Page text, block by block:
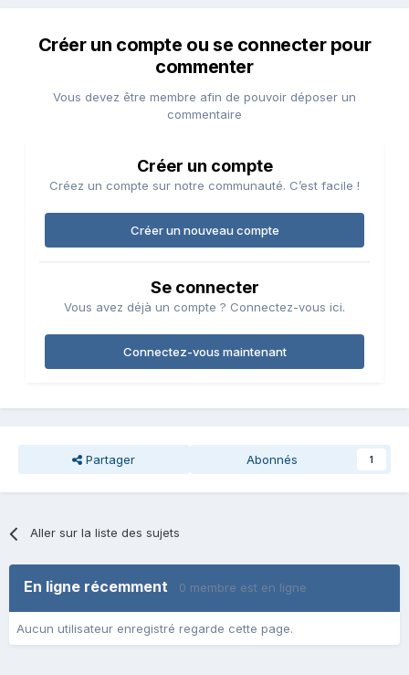
investissement !
Créer un compte ou se connecter pour
commenter
Vous devez être membre afin de pouvoir déposer un
commentaire
Créer un compte
Créez un compte sur notre communauté. C’est facile !
Créer un nouveau compte
Se connecter
Vous avez déjà un compte ? Connectez-vous ici.
Connectez-vous maintenant
Partager Abonnés 1
Aller sur la liste des sujets
En ligne récemment 0 membre est en ligne
Aucun utilisateur enregistré regarde cette page.